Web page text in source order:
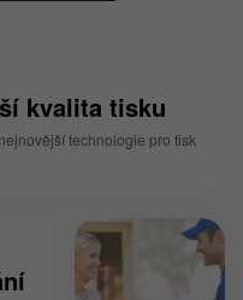
kvalita tisku
technologie pro tisk